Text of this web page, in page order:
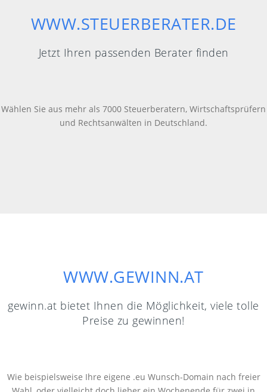
WWW.STEUERBERATER.DE
Jetzt Ihren passenden Berater finden
Wählen Sie aus mehr als 7000 Steuerberatern, Wirtschaftsprüfern
und Rechtsanwälten in Deutschland.
WWW.GEWINN.AT
gewinn.at bietet Ihnen die Möglichkeit, viele tolle
Preise zu gewinnen!
Wie beispielsweise Ihre eigene .eu Wunsch-Domain nach freier